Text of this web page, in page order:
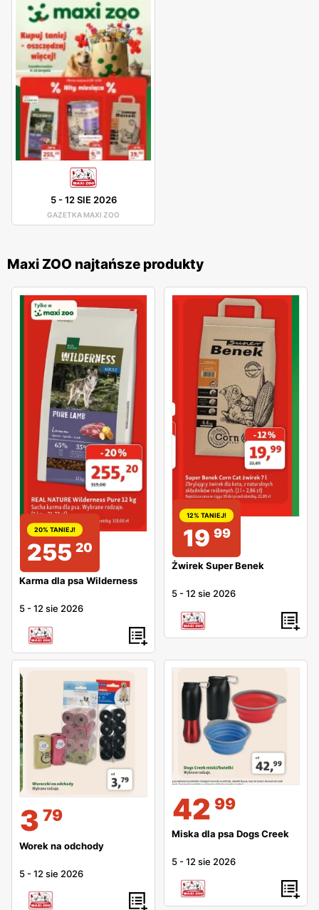
5-12 SIE 2026
GAZETKA MAXI ZOO
Maxi ZOO najtańsze produkty
20% TANIEJ!
255 20
Karma dla psa Wilderness
5 -12 sie 2026
12% TANIEJ!
19 99
Żwirek Super Benek
5 -12 sie 2026
3 79
Worek na odchody
5 -12 sie 2026
42 99
Miska dla psa Dogs Creek
5 -12 sie 2026